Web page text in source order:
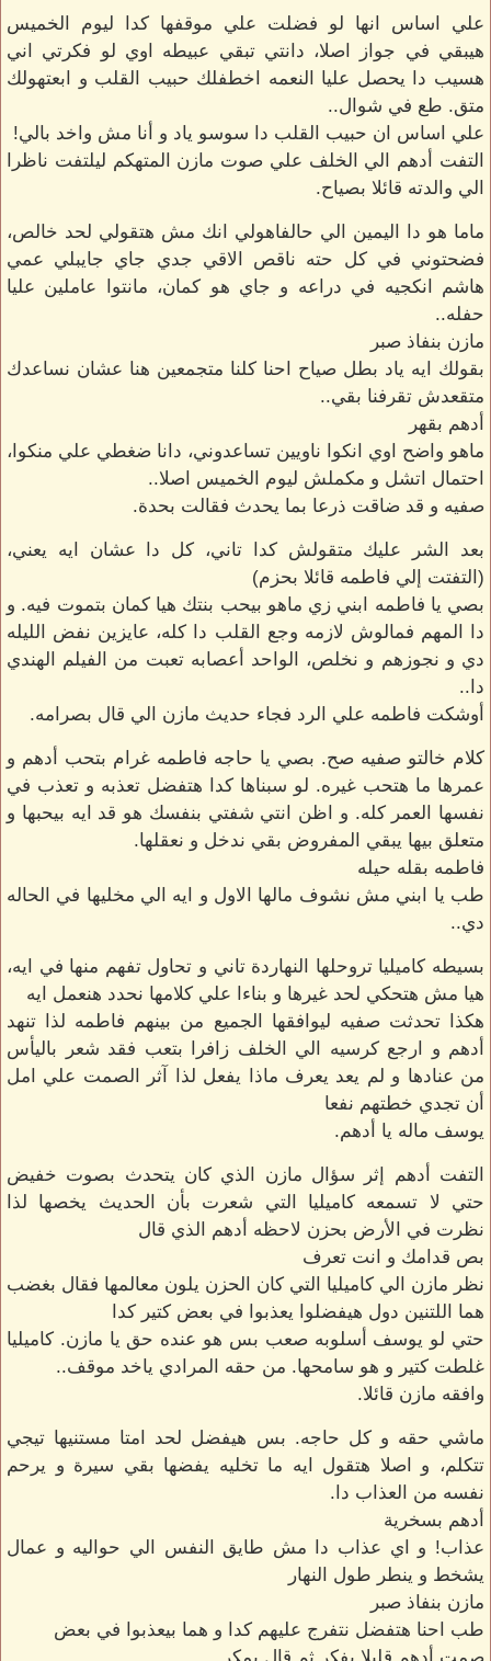
علي اساس انها لو فضلت علي موقفها كدا ليوم الخميس
هيبقي في جواز اصلا، دانتي تبقي عبيطه اوي لو فكرتي اني
هسيب دا يحصل عليا النعمه اخطفلك حبيب القلب و ابعتهولك
متق. طع في شوال..
علي اساس ان حبيب القلب دا سوسو ياد و أنا مش واخد بالي!
التفت أدهم الي الخلف علي صوت مازن المتهكم ليلتفت ناظرا
الي والدته قائلا بصياح.
ماما هو دا اليمين الي حالفاهولي انك مش هتقولي لحد خالص،
فضحتوني في كل حته ناقص الاقي جدي جاي جايبلي عمي
هاشم انكجيه في دراعه و جاي هو كمان، مانتوا عاملين عليا
حفله..
مازن بنفاذ صبر
بقولك ايه ياد بطل صياح احنا كلنا متجمعين هنا عشان نساعدك
متقعدش تقرفنا بقي..
أدهم بقهر
ماهو واضح اوي انكوا ناويين تساعدوني، دانا ضغطي علي منكوا،
احتمال اتشل و مكملش ليوم الخميس اصلا..
صفيه و قد ضاقت ذرعا بما يحدث فقالت بحدة.
بعد الشر عليك متقولش كدا تاني، كل دا عشان ايه يعني،
(التفتت إلي فاطمه قائلا بحزم)
بصي يا فاطمه ابني زي ماهو بيحب بنتك هيا كمان بتموت فيه. و
دا المهم فمالوش لازمه وجع القلب دا كله، عايزين نفض الليله
دي و نجوزهم و نخلص، الواحد أعصابه تعبت من الفيلم الهندي
دا..
أوشكت فاطمه علي الرد فجاء حديث مازن الي قال بصرامه.
كلام خالتو صفيه صح. بصي يا حاجه فاطمه غرام بتحب أدهم و
عمرها ما هتحب غيره. لو سبناها كدا هتفضل تعذبه و تعذب في
نفسها العمر كله. و اظن انتي شفتي بنفسك هو قد ايه بيحبها و
متعلق بيها يبقي المفروض بقي ندخل و نعقلها.
فاطمه بقله حيله
طب يا ابني مش نشوف مالها الاول و ايه الي مخليها في الحاله
دي..
بسيطه كاميليا تروحلها النهاردة تاني و تحاول تفهم منها في ايه،
هيا مش هتحكي لحد غيرها و بناءا علي كلامها نحدد هنعمل ايه
هكذا تحدثت صفيه ليوافقها الجميع من بينهم فاطمه لذا تنهد
أدهم و ارجع كرسيه الي الخلف زافرا بتعب فقد شعر باليأس
من عنادها و لم يعد يعرف ماذا يفعل لذا آثر الصمت علي امل
أن تجدي خطتهم نفعا
يوسف ماله يا أدهم.
التفت أدهم إثر سؤال مازن الذي كان يتحدث بصوت خفيض
حتي لا تسمعه كاميليا التي شعرت بأن الحديث يخصها لذا
نظرت في الأرض بحزن لاحظه أدهم الذي قال
بص قدامك و انت تعرف
نظر مازن الي كاميليا التي كان الحزن يلون معالمها فقال بغضب
هما اللتنين دول هيفضلوا يعذبوا في بعض كتير كدا
حتي لو يوسف أسلوبه صعب بس هو عنده حق يا مازن. كاميليا
غلطت كتير و هو سامحها. من حقه المرادي ياخد موقف..
وافقه مازن قائلا.
ماشي حقه و كل حاجه. بس هيفضل لحد امتا مستنيها تيجي
تتكلم، و اصلا هتقول ايه ما تخليه يفضها بقي سيرة و يرحم
نفسه من العذاب دا.
أدهم بسخرية
عذاب! و اي عذاب دا مش طايق النفس الي حواليه و عمال
يشخط و ينطر طول النهار
مازن بنفاذ صبر
طب احنا هتفضل نتفرج عليهم كدا و هما بيعذبوا في بعض